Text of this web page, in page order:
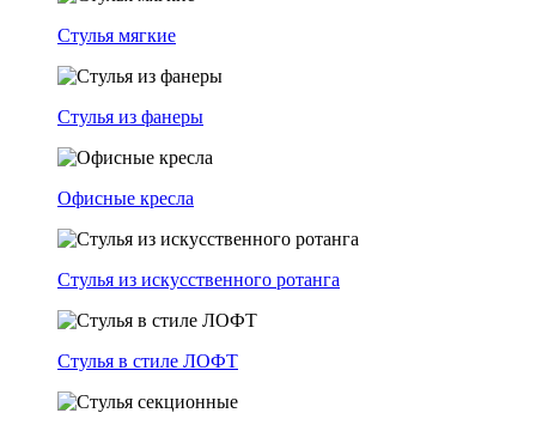
Стулья мягкие
Стулья из фанеры
Офисные кресла
Стулья из искусственного ротанга
Стулья в стиле ЛОФТ